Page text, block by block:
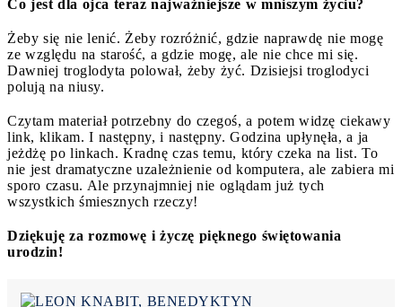
Co jest dla ojca teraz najważniejsze w mniszym życiu?
Żeby się nie lenić. Żeby rozróżnić, gdzie naprawdę nie mogę
ze względu na starość, a gdzie mogę, ale nie chce mi się.
Dawniej troglodyta polował, żeby żyć. Dzisiejsi troglodyci
polują na niusy.
Czytam materiał potrzebny do czegoś, a potem widzę ciekawy
link, klikam. I następny, i następny. Godzina upłynęła, a ja
jeżdżę po linkach. Kradnę czas temu, który czeka na list. To
nie jest dramatyczne uzależnienie od komputera, ale zabiera mi
sporo czasu. Ale przynajmniej nie oglądam już tych
wszystkich śmiesznych rzeczy!
Dziękuję za rozmowę i życzę pięknego świętowania
urodzin!